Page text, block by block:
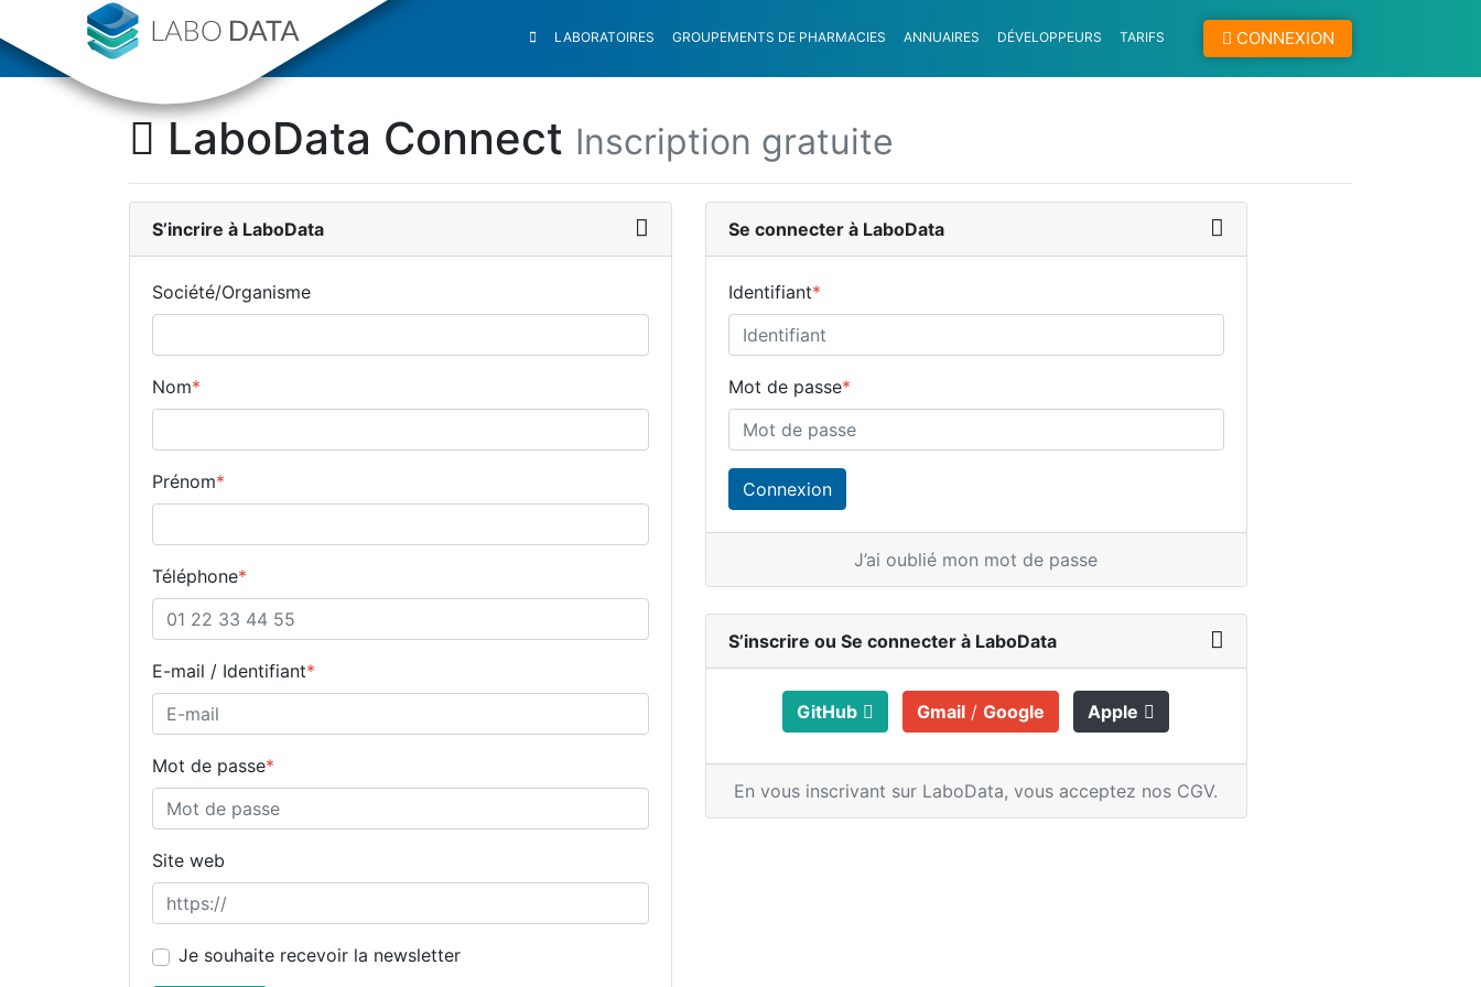
CONNEXION
LABORATOIRES GROUPEMENTS DE PHARMACIES ANNUAIRES DÉVELOPPEURS TARIFS
LaboData Connect Inscription gratuite
S’incrire à LaboData
Société/Organisme
Nom*
Prénom*
Téléphone*
E-mail / Identifiant*
Mot de passe*
Site web
Je souhaite recevoir la newsletter
Se connecter à LaboData
Identifiant*
Mot de passe*
J’ai oublié mon mot de passe
S’inscrire ou Se connecter à LaboData
GitHub Gmail /Google Apple
En vous inscrivant sur LaboData,vous acceptez nos CGV.